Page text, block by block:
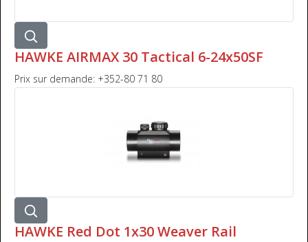
HAWKE AIRMAX 30 Tactical 6-24x50SF
Prix sur demande: +352-80 71 80
HAWKE Red Dot 1x30 Weaver Rail